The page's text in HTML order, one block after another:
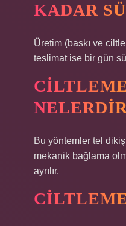
KADAR
Üretim (baskı ve
teslimat ise bir gün
Bu yöntemler tel
mekanik bağlama
ayrılır.